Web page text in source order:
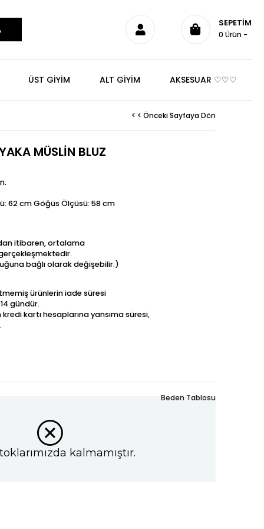
SEPETIM
0 Ürün
ÜST GİYİM ALT GİYİM AKSESUAR ♡♡♡
< < Önceki Sayfaya Dön
MÜSLİN BLUZ
62 cm Göğüs Ölçüsü: 58 cm
itibaren, ortalama
bağlı olarak değişebilir.)
ürünlerin iade süresi
gündür.
kartı hesaplarına yansıma süresi,
kalmamıştır.
Beden Tablosu